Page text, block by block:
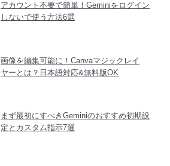
アカウント不要で簡単！Geminiをログイン
しないで使う方法6選
画像を編集可能に！Canvaマジックレイ
ヤーとは？日本語対応&無料版OK
まず最初にすべきGeminiのおすすめ初期設
定とカスタム指示7選